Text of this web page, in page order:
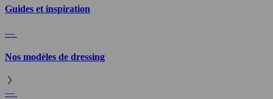
Guides et inspiration
—
Nos modèles de dressing
—